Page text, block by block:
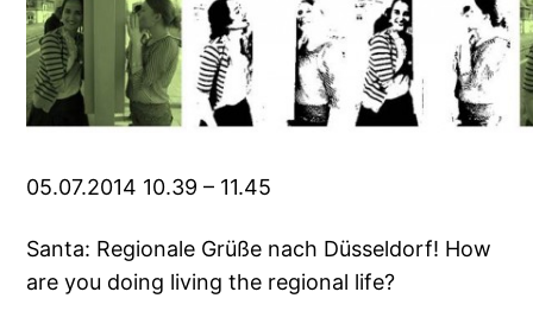
05.07.2014 10.39 – 11.45
Santa: Regionale Grüße nach Düsseldorf! How
are you doing living the regional life?